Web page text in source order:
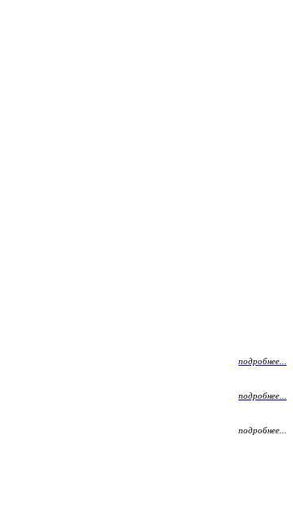
подробнее...
подробнее...
подробнее...